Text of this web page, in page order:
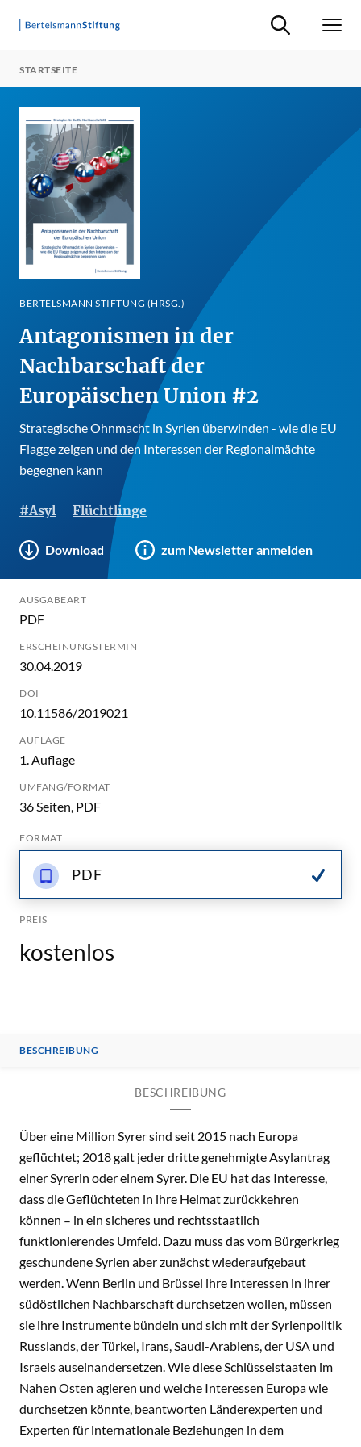
Suche ein-/
STARTSEITE
BERTELSMANN STIFTUNG (HRSG.)
Antagonismen in der
Nachbarschaft der
Europäischen Union #2
Strategische Ohnmacht in Syrien überwinden - wie die EU
Flagge zeigen und den Interessen der Regionalmächte
begegnen kann
#Asyl Flüchtlinge
Download zum Newsletter anmelden
AUSGABEART
PDF
ERSCHEINUNGSTERMIN
30.04.2019
DOI
10.11586/2019021
AUFLAGE
1. Auflage
UMFANG/FORMAT
36 Seiten, PDF
FORMAT
PDF
PREIS
kostenlos
BESCHREIBUNG
BESCHREIBUNG
Über eine Million Syrer sind seit 2015 nach Europa
geflüchtet; 2018 galt jeder dritte genehmigte Asylantrag
einer Syrerin oder einem Syrer. Die EU hat das Interesse,
dass die Geflüchteten in ihre Heimat zurückkehren
können – in ein sicheres und rechtsstaatlich
funktionierendes Umfeld. Dazu muss das vom Bürgerkrieg
geschundene Syrien aber zunächst wiederaufgebaut
werden. Wenn Berlin und Brüssel ihre Interessen in ihrer
südöstlichen Nachbarschaft durchsetzen wollen, müssen
sie ihre Instrumente bündeln und sich mit der Syrienpolitik
Russlands, der Türkei, Irans, Saudi-Arabiens, der USA und
Israels auseinandersetzen. Wie diese Schlüsselstaaten im
Nahen Osten agieren und welche Interessen Europa wie
durchsetzen könnte, beantworten Länderexperten und
Experten für internationale Beziehungen in dem